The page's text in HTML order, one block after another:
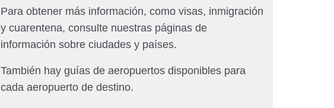
Para obtener más información, como visas, inmigración
y cuarentena, consulte nuestras páginas de
información sobre ciudades y países.
También hay guías de aeropuertos disponibles para
cada aeropuerto de destino.